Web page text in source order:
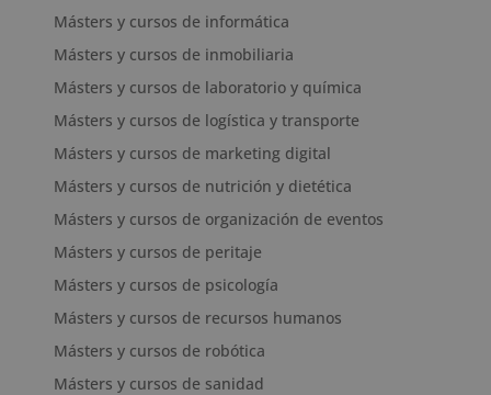
Másters y cursos de informática
Másters y cursos de inmobiliaria
Másters y cursos de laboratorio y química
Másters y cursos de logística y transporte
Másters y cursos de marketing digital
Másters y cursos de nutrición y dietética
Másters y cursos de organización de eventos
Másters y cursos de peritaje
Másters y cursos de psicología
Másters y cursos de recursos humanos
Másters y cursos de robótica
Másters y cursos de sanidad